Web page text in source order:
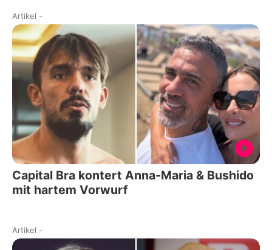
Artikel -
Capital Bra kontert Anna-Maria & Bushido
mit hartem Vorwurf
Artikel -